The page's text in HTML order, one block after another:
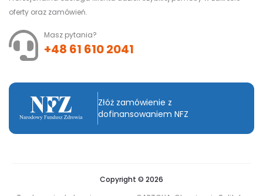
oferty oraz zamówień.
Masz pytania?
+48 61 610 2041
Złóż zamówienie z
dofinansowaniem NFZ
Copyright © 2026